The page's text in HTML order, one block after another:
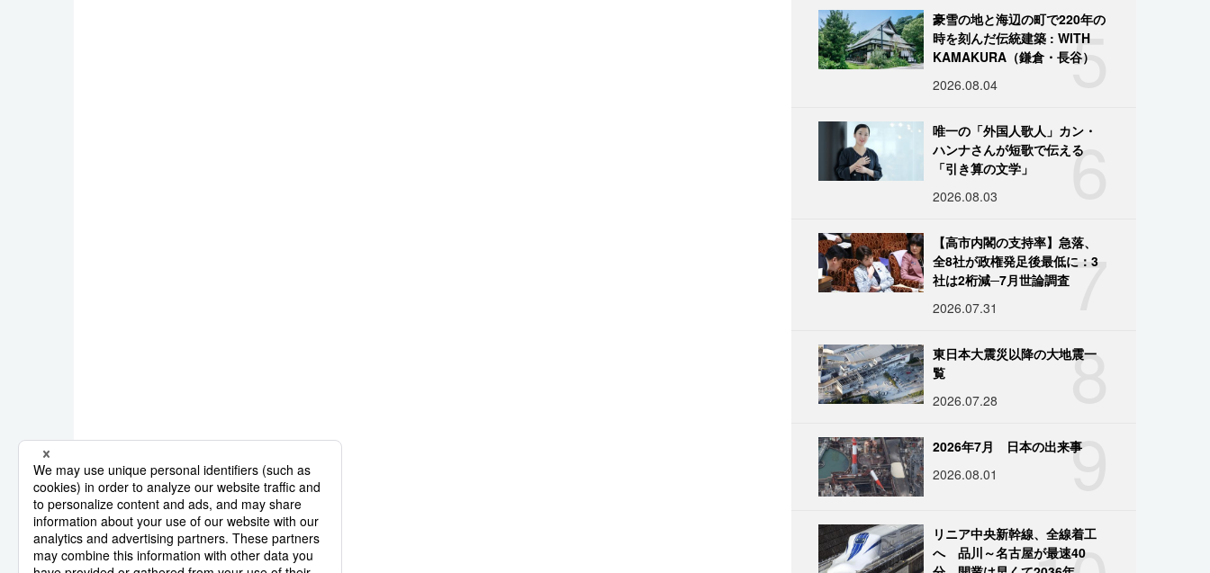
5
豪雪の地と海辺の町で220年の
時を刻んだ伝統建築 : WITH
KAMAKURA（鎌倉・長谷）
2026.08.04
6
唯一の「外国人歌人」カン・
ハンナさんが短歌で伝える
「引き算の文学」
2026.08.03
7
【高市内閣の支持率】急落、
全8社が政権発足後最低に：3
社は2桁減─7月世論調査
2026.07.31
8
東日本大震災以降の大地震一
覧
2026.07.28
9
2026年7月 日本の出来事
2026.08.01
リニア中央新幹線、全線着工
へ 品川～名古屋が最速40